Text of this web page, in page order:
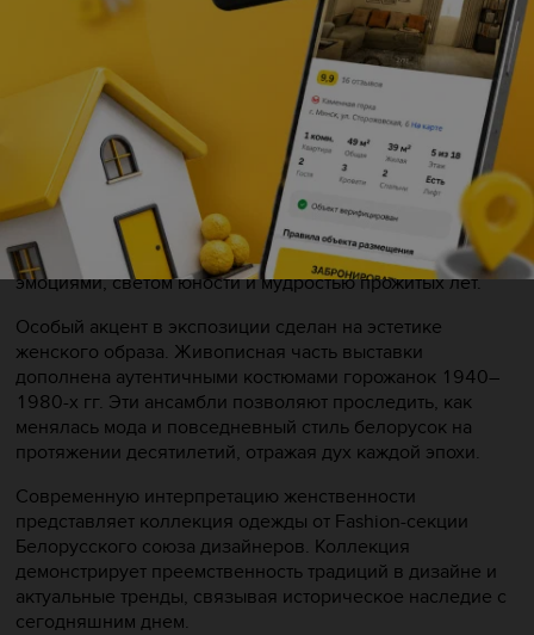
Тема семьи и преемственности поколений отражена в
глубоких философских работах «Портрет молодой
женщины с ребенком» М. Исаенок, «Семья» В.
Захаринского, «Перед дальней дорогой» П. Крохалева, в
которых авторы передают уют, тревоги и радости
повседневной жизни.
Эти полотна — не просто фиксация эпохи, а искреннее
признание в любви к женщине, на чьих плечах
строилась, восстанавливалась и расцветала
белорусская земля. Каждая картина наполнена живыми
эмоциями, светом юности и мудростью прожитых лет.
Особый акцент в экспозиции сделан на эстетике
женского образа. Живописная часть выставки
дополнена аутентичными костюмами горожанок 1940–
1980-х гг. Эти ансамбли позволяют проследить, как
менялась мода и повседневный стиль белорусок на
протяжении десятилетий, отражая дух каждой эпохи.
Современную интерпретацию женственности
представляет коллекция одежды от Fashion-секции
Белорусского союза дизайнеров. Коллекция
демонстрирует преемственность традиций в дизайне и
актуальные тренды, связывая историческое наследие с
сегодняшним днем.